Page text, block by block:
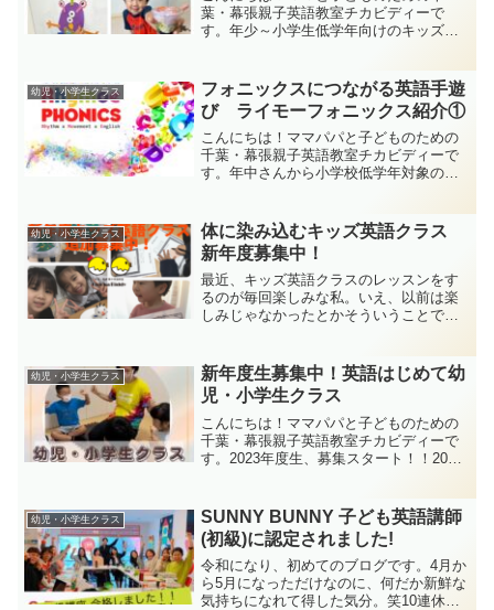
葉・幕張親子英語教室チカビディーで
す。年少～小学生低学年向けのキッズク
いきなり入るのは不安、イチからスター
トしたい、というお子さ...
幼児・小学生クラス
フォニックスにつながる英語手遊
び ライモーフォニックス紹介①
こんにちは！ママパパと子どものための
千葉・幕張親子英語教室チカビディーで
す。年中さんから小学校低学年対象のキ
フォニックス。※ライモーフォニックス
については、こちらの記事...
幼児・小学生クラス
体に染み込むキッズ英語クラス
新年度募集中！
最近、キッズ英語クラスのレッスンをす
るのが毎回楽しみな私。いえ、以前は楽
しみじゃなかったとかそういうことでは
変わってきたように感じているのです。
その理由は、Rhymoe...
幼児・小学生クラス
新年度生募集中！英語はじめて幼
児・小学生クラス
こんにちは！ママパパと子どものための
千葉・幕張親子英語教室チカビディーで
す。2023年度生、募集スタート！！2023
幼児・小学生クラス
SUNNY BUNNY 子ども英語講師
(初級)に認定されました!
令和になり、初めてのブログです。4月か
ら5月になっただけなのに、何だか新鮮な
気持ちになれて得した気分。笑10連休の